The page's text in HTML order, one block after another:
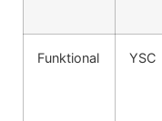
Funktional YSC